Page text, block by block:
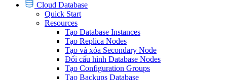
Cloud Database
Quick Start
Resources
Tạo Database Instances
Tạo Replica Nodes
Tạo và xóa Secondary Node
Đổi cấu hình Database Nodes
Tạo Configuration Groups
Tạo Backups Database